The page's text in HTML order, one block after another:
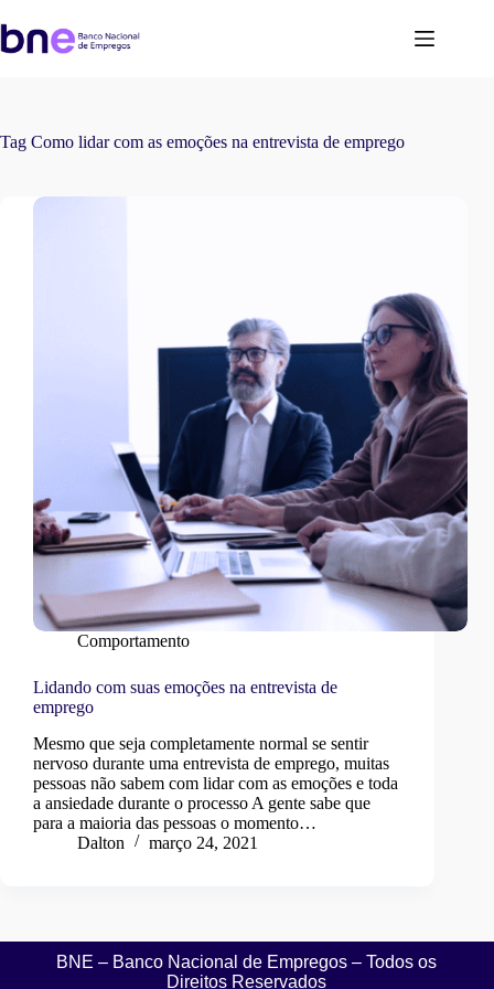
Tag Como lidar com as emoções na entrevista de emprego
Comportamento
Lidando com suas emoções na entrevista de
emprego
Mesmo que seja completamente normal se sentir
nervoso durante uma entrevista de emprego, muitas
pessoas não sabem com lidar com as emoções e toda
a ansiedade durante o processo A gente sabe que
para a maioria das pessoas o momento…
Dalton
março 24, 2021
BNE – Banco Nacional de Empregos – Todos os
Direitos Reservados